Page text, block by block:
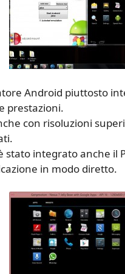
Android piuttosto
prestazioni.
con risoluzioni
stato integrato anche il
in modo diretto.